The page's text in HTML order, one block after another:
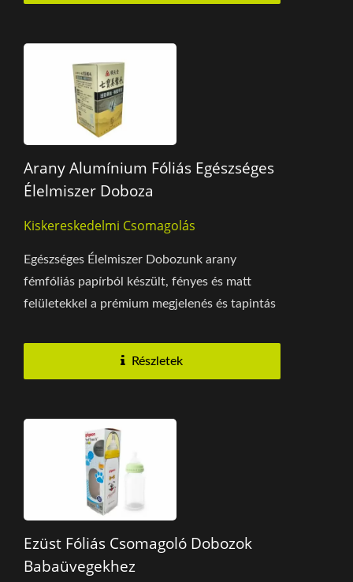
Arany Alumínium Fóliás Egészséges
Élelmiszer Doboza
Kiskereskedelmi Csomagolás
Egészséges Élelmiszer Dobozunk arany
fémfóliás papírból készült, fényes és matt
felületekkel a prémium megjelenés és tapintás
Részletek
Ezüst Fóliás Csomagoló Dobozok
Babaüvegekhez